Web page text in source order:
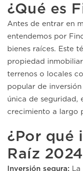
¿Qué es
Antes de entrar en
entendemos por
bienes raíces. Este
propiedad
terrenos o locales
popular de
única de seguridad,
crecimiento a largo
¿Por qué
Raíz
Inversión segura: